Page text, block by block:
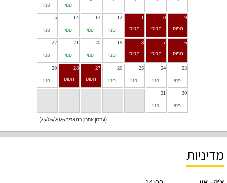
פנוי
פנוי
9
10
11
12
פנוי
13
פנוי
14
פנוי
15
פנוי
16
17
18
19
פנוי
20
פנוי
21
פנוי
22
פנוי
23
פנוי
24
פנוי
25
פנוי
26
פנוי
27
28
29
פנוי
30
פנוי
31
פנוי
(עדכון אחרון בתאריך 25/06/2026)
מדיניות